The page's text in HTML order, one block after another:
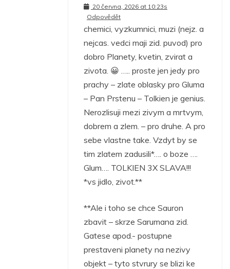
20 června, 2026 at 10:23s
Odpovědět
chemici, vyzkumnici, muzi (nejz. a
nejcas. vedci maji zid. puvod) pro
dobro Planety, kvetin, zvirat a
zivota. 😀 ….. proste jen jedy pro
prachy – zlate oblasky pro Gluma
– Pan Prstenu – Tolkien je genius.
Nerozlisuji mezi zivym a mrtvym,
dobrem a zlem. – pro druhe. A pro
sebe vlastne take. Vzdyt by se
tim zlatem zadusili*…. o boze ….
Glum…. TOLKIEN 3X SLAVA!!!
*vs jidlo, zivot.**
**Ale i toho se chce Sauron
zbavit – skrze Sarumana zid.
Gatese apod.- postupne
prestaveni planety na nezivy
objekt – tyto stvrury se blizi ke